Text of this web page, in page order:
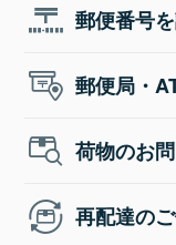
郵便番号
郵便局・
荷物のお
再配達の